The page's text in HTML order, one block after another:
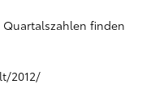
finden
2012/